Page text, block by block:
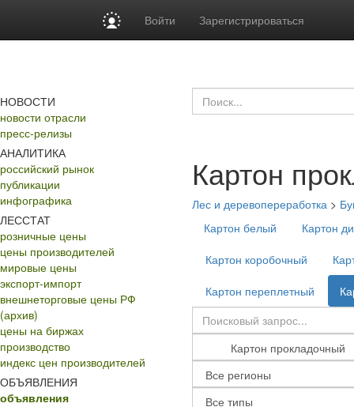
Войти Зарегистрироваться
НОВОСТИ
новости отрасли
пресс-релизы
АНАЛИТИКА
российский рынок
публикации
инфографика
ЛЕССТАТ
розничные цены
цены производителей
мировые цены
экспорт-импорт
внешнеторговые цены РФ
(архив)
цены на биржах
производство
индекс цен производителей
ОБЪЯВЛЕНИЯ
объявления
Картон
Лес и деревопереработка >
Картон белый
Картон
Картон коробочный
Картон переплетный